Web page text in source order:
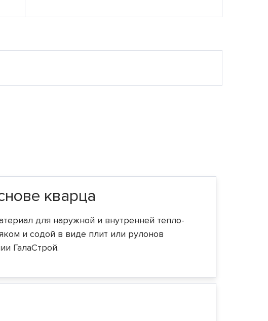
кварца
для наружной и внутренней тепло-
и содой в виде плит или рулонов
ГалаСтрой.